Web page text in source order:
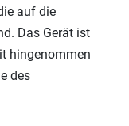
auf die
Das Gerät ist
hingenommen
des